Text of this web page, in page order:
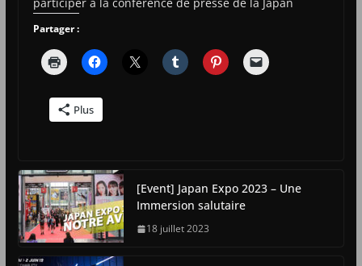
Partager :
Plus
[Event] Japan Expo 2023 – Une
Immersion salutaire
18 juillet 2023